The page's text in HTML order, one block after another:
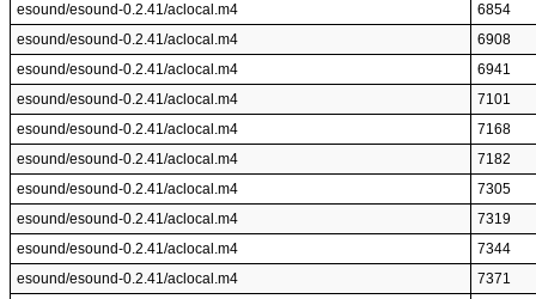
esound/esound-0.2.41/aclocal.m4
6854
esound/esound-0.2.41/aclocal.m4
6908
esound/esound-0.2.41/aclocal.m4
6941
esound/esound-0.2.41/aclocal.m4
7101
esound/esound-0.2.41/aclocal.m4
7168
esound/esound-0.2.41/aclocal.m4
7182
esound/esound-0.2.41/aclocal.m4
7305
esound/esound-0.2.41/aclocal.m4
7319
esound/esound-0.2.41/aclocal.m4
7344
esound/esound-0.2.41/aclocal.m4
7371